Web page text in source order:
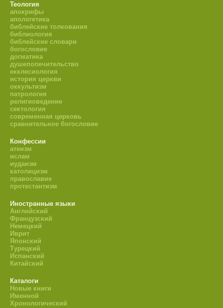
Теология
апокрифы
апологетика
библейские толкования
библиология
библейские словари
богословие
догматика
душепопечительство
екклесиология
история церкви
оккультизм
патрология
религиоведение
сектология
современная церковь
сравнительное богословие
Конфессии
атеизм
ислам
иудаизм
католицизм
православие
протестантизм
Иностранные языки
Английский
Французский
Немецкий
Иврит
Японский
Турецкий
Испанский
Китайский
Каталоги
Новые книги
Именной
Хронологический